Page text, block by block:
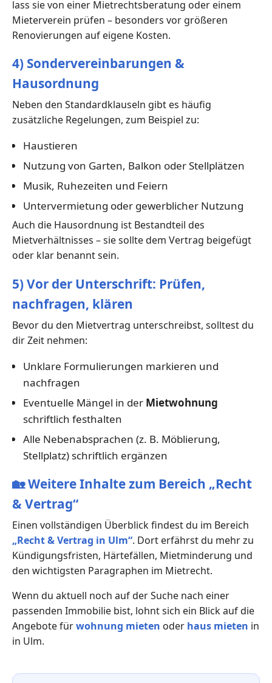
lass sie von einer Mietrechtsberatung oder einem
Mieterverein prüfen – besonders vor größeren
Renovierungen auf eigene Kosten.
4) Sondervereinbarungen &
Hausordnung
Neben den Standardklauseln gibt es häufig
zusätzliche Regelungen, zum Beispiel zu:
Haustieren
Nutzung von Garten, Balkon oder Stellplätzen
Musik, Ruhezeiten und Feiern
Untervermietung oder gewerblicher Nutzung
Auch die Hausordnung ist Bestandteil des
Mietverhältnisses – sie sollte dem Vertrag beigefügt
oder klar benannt sein.
5) Vor der Unterschrift: Prüfen,
nachfragen, klären
Bevor du den Mietvertrag unterschreibst, solltest du
dir Zeit nehmen:
Unklare Formulierungen markieren und
nachfragen
Eventuelle Mängel in der Mietwohnung
schriftlich festhalten
Alle Nebenabsprachen (z. B. Möblierung,
Stellplatz) schriftlich ergänzen
🏡Weitere Inhalte zum Bereich „Recht
& Vertrag“
Einen vollständigen Überblick findest du im Bereich
„Recht & Vertrag in Ulm“. Dort erfährst du mehr zu
Kündigungsfristen, Härtefällen, Mietminderung und
den wichtigsten Paragraphen im Mietrecht.
Wenn du aktuell noch auf der Suche nach einer
passenden Immobilie bist, lohnt sich ein Blick auf die
Angebote fürwohnung mieten oder haus mieten in
in Ulm.